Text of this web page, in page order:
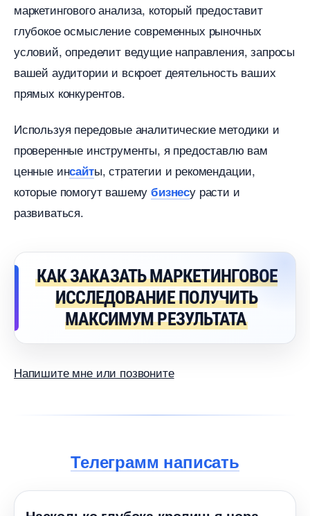
маркетингового анализа, который предоставит
лубокое осмысление современных рыночных
условий, определит ведущие направления, запросы
ашей аудитории и вскроет деятельность ваших
прямых конкурентов.
Используя передовые аналитические методики и
проверенные инструменты, я предоставлю вам
ценные инсайты, стратегии и рекомендации,
которые помогут вашемуизнесу расти и
развиваться.
КАК ЗАКАЗАТЬ МАРКЕТИНГОВОЕ
ИССЛЕДОВАНИЕ ПОЛУЧИТЬ
МАКСИМУМ РЕЗУЛЬТАТА
Напишите мне или позвоните
Телеграмм написать